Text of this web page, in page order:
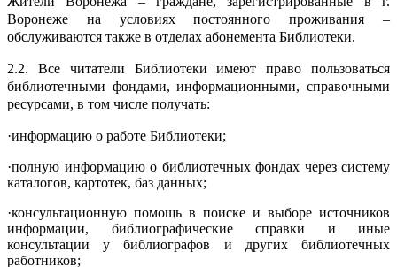
Воронеже на условиях постоянного проживания –
обслуживаются также в отделах абонемента Библиотеки.
2.2. Все читатели Библиотеки имеют право пользоваться
библиотечными фондами, информационными, справочными
ресурсами, в том числе получать:
·информацию о работе Библиотеки;
·полную информацию о библиотечных фондах через систему
каталогов, картотек, баз данных;
·консультационную помощь в поиске и выборе источников
информации, библиографические справки и иные
консультации у библиографов и других библиотечных
работников;